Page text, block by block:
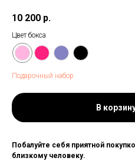
10 200 р.
Цвет бокса
Подарочный набор
В
Побалуйте себя приятной
близкому человеку.